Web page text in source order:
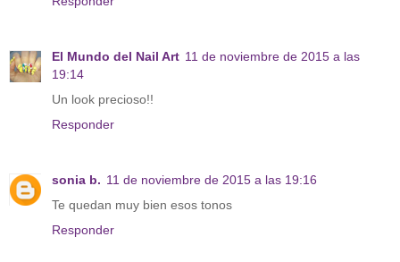
El Mundo del Nail Art 11 de noviembre de 2015 a las
19:14
Un look precioso!!
Responder
sonia b. 11 de noviembre de 2015 a las 19:16
Te quedan muy bien esos tonos
Responder